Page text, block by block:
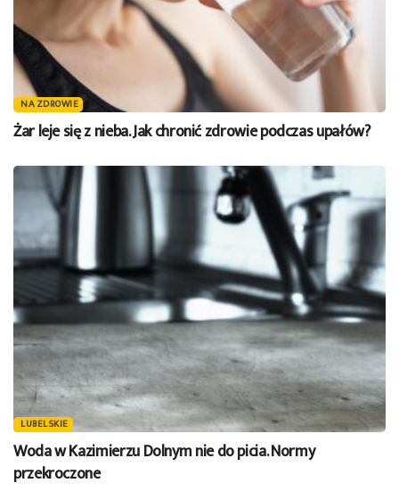
NA ZDROWIE
Żar leje się z nieba. Jak chronić zdrowie podczas upałów?
LUBELSKIE
Woda w Kazimierzu Dolnym nie do picia. Normy
przekroczone